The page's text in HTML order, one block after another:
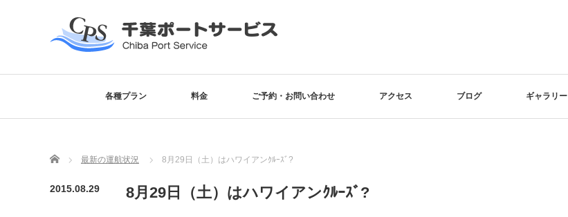
各種プラン 料金 ご予約・お問い合わせ アクセス ブログ ギャラリー
Home 最新の運航状況 8月29日（土）はハワイアンｸﾙｰｽﾞ?
2015.08.29 8月29日（土）はハワイアンｸﾙｰｽﾞ?